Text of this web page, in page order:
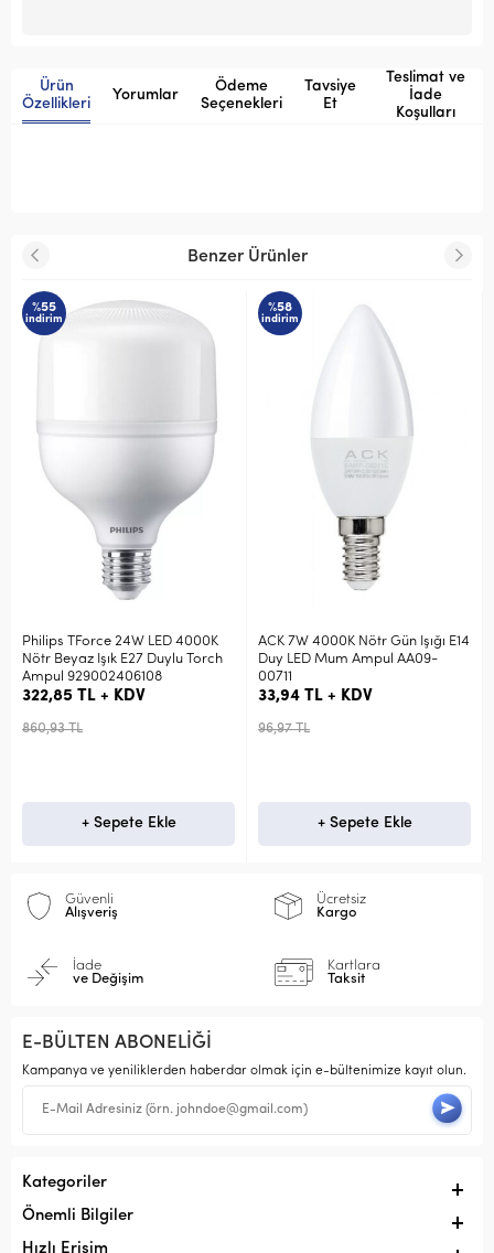
Ürün
Özellikleri
Yorumlar
Ödeme
Seçenekleri
Tavsiye
Et
Teslimat ve
İade
Koşulları
Benzer Ürünler
%55
indirim
Philips TForce 24W LED 4000K
Nötr Beyaz Işık E27 Duylu Torch
Ampul 929002406108
322,85 TL + KDV
860,93 TL
+ Sepete Ekle
%58
indirim
ACK 7W 4000K Nötr Gün Işığı E14
Duy LED Mum Ampul AA09-
00711
33,94 TL + KDV
96,97 TL
+ Sepete Ekle
Güvenli
Alışveriş
Ücretsiz
Kargo
İade
ve Değişim
Kartlara
Taksit
E-BÜLTEN ABONELİĞİ
Kampanya ve yeniliklerden haberdar olmak için e-bültenimize kayıt olun.
Kategoriler
Önemli Bilgiler
Hızlı Erişim